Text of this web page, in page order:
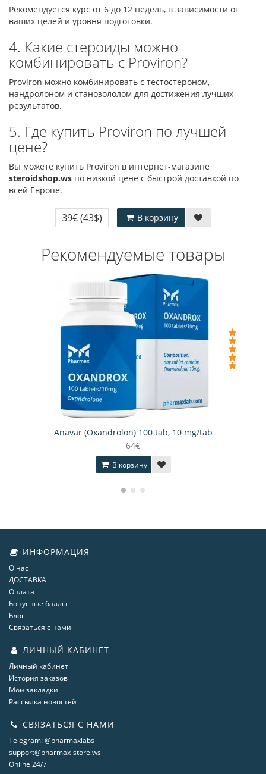
Рекомендуется курс от 6 до 12 недель, в зависимости от
ваших целей и уровня подготовки.
4. Какие стероиды можно
комбинировать с Proviron?
Proviron можно комбинировать с тестостероном,
нандролоном и станозололом для достижения лучших
результатов.
5. Где купить Proviron по лучшей
цене?
Вы можете купить Proviron в интернет-магазине
steroidshop.ws по низкой цене с быстрой доставкой по
всей Европе.
39€(43$) В корзину
Рекомендуемые товары
Anavar (Oxandrolon) 100 tab, 10 mg/tab
64€
В корзину
ИНФОРМАЦИЯ
О нас
ДОСТАВКА
Оплата
Бонусные баллы
Блог
Связаться с нами
ЛИЧНЫЙ КАБИНЕТ
Личный кабинет
История заказов
Мои закладки
Рассылка новостей
СВЯЗАТЬСЯ С НАМИ
Telegram: @pharmaxlabs
support@pharmax-store.ws
Online 24/7